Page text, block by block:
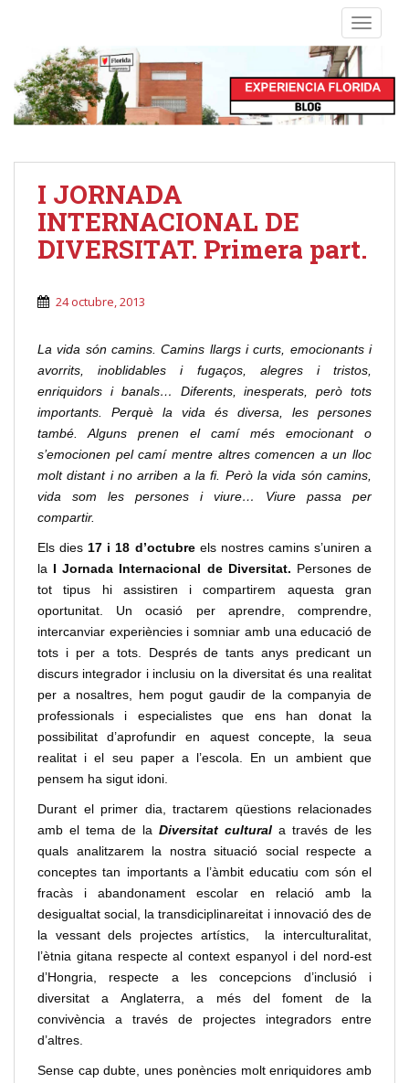
I JORNADA
INTERNACIONAL DE
DIVERSITAT. Primera part.
24 octubre, 2013
La vida són camins. Camins llargs i curts, emocionants i
avorrits, inoblidables i fugaços, alegres i tristos,
enriquidors i banals… Diferents, inesperats, però tots
importants. Perquè la vida és diversa, les persones
també. Alguns prenen el camí més emocionant o
s’emocionen pel camí mentre altres comencen a un lloc
molt distant i no arriben a la fi. Però la vida són camins,
vida som les persones i viure… Viure passa per
compartir.
Els dies17 i 18 d’octubreels nostres camins s’uniren a
la I Jornada Internacional de Diversitat. Persones de
tot tipus hi assistiren i compartirem aquesta gran
oportunitat. Un ocasió per aprendre, comprendre,
intercanviar experiències i somniar amb una educació de
tots i per a tots. Després de tants anys predicant un
discurs integrador i inclusiu on la diversitat és una realitat
per a nosaltres, hem pogut gaudir de la companyia de
professionals i especialistes que ens han donat la
possibilitat d’aprofundir en aquest concepte, la seua
realitat i el seu paper a l’escola. En un ambient que
pensem ha sigut idoni.
Durant el primer dia, tractarem qüestions relacionades
amb el tema de la Diversitat cultural a través de les
quals analitzarem la nostra situació social respecte a
conceptes tan importants a l’àmbit educatiu com són el
fracàs i abandonament escolar en relació amb la
desigualtat social, la transdiciplinareitat i innovació des de
la vessant dels projectes artístics, la interculturalitat,
l’ètnia gitana respecte al context espanyol i del nord-est
d’Hongria, respecte a les concepcions d’inclusió i
diversitat a Anglaterra, a més del foment de la
convivència a través de projectes integradors entre
d’altres.
Sense cap dubte, unes ponències molt enriquidores amb